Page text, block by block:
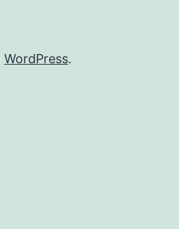
WordPress.